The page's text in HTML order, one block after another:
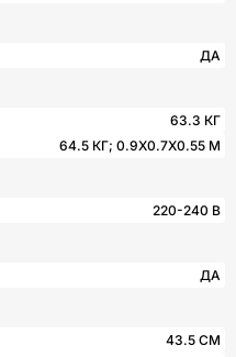
ДА
63.3 КГ
64.5 КГ; 0.9X0.7X0.55 М
220-240 В
ДА
43.5 СМ